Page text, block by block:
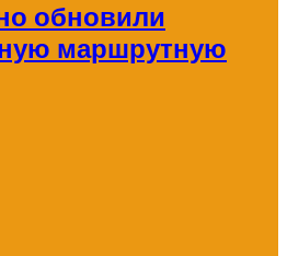
обновили
маршрутную